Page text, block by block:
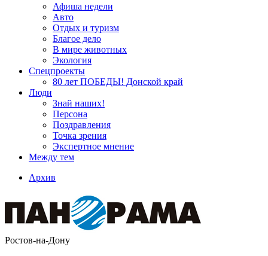
Афиша недели
Авто
Отдых и туризм
Благое дело
В мире животных
Экология
Спецпроекты
80 лет ПОБЕДЫ! Донской край
Люди
Знай наших!
Персона
Поздравления
Точка зрения
Экспертное мнение
Между тем
Архив
Ростов-на-Дону